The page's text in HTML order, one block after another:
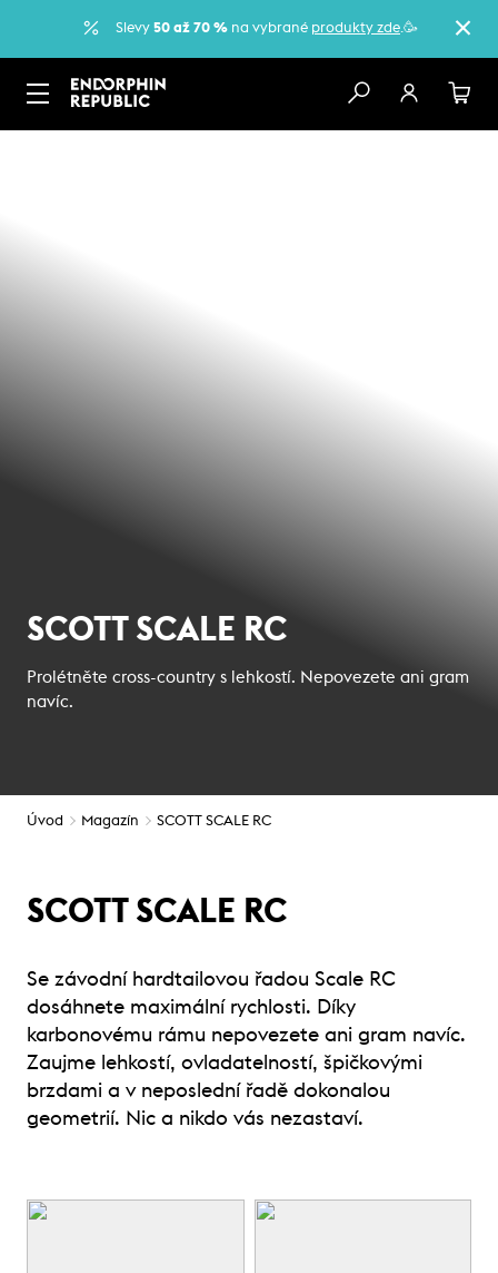
Slevy 50 až 70 % na vybrané produkty zde.🥳
SCOTT SCALE RC
Prolétněte cross-country s lehkostí. Nepovezete ani gram
navíc.
Úvod Magazín SCOTT SCALE RC
SCOTT SCALE RC
Se závodní hardtailovou řadou Scale RC
dosáhnete maximální rychlosti. Díky
karbonovému rámu nepovezete ani gram navíc.
Zaujme lehkostí, ovladatelností, špičkovými
brzdami a v neposlední řadě dokonalou
geometrií. Nic a nikdo vás nezastaví.